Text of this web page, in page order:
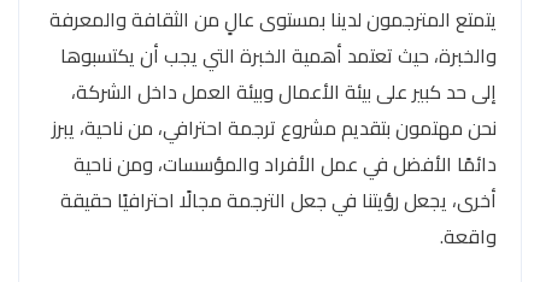
يتمتع المترجمون لدينا بمستوى عالٍ من الثقافة والمعرفة
والخبرة، حيث تعتمد أهمية الخبرة التي يجب أن يكتسبوها
إلى حد كبير على بيئة الأعمال وبيئة العمل داخل الشركة،
نحن مهتمون بتقديم مشروع ترجمة احترافي، من ناحية، يبرز
دائمًا الأفضل في عمل الأفراد والمؤسسات، ومن ناحية
أخرى، يجعل رؤيتنا في جعل الترجمة مجالًا احترافيًا حقيقة
واقعة.